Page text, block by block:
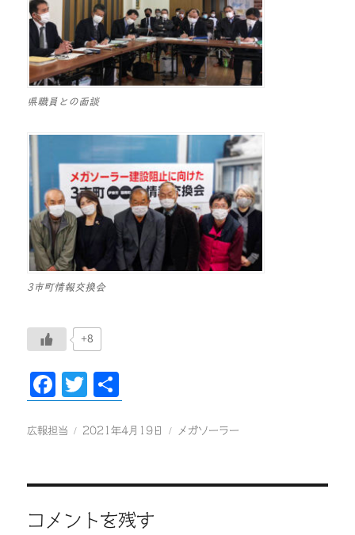
県職員との面談
3市町情報交換会
+8
F
ac
eb
k
T
wi
tt
有
投
広報担当
投
2021年4月19日
カ
メガソーラー
コメントを残す